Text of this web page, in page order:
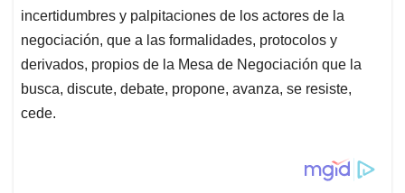
incertidumbres y palpitaciones de los actores de la
negociación, que a las formalidades, protocolos y
derivados, propios de la Mesa de Negociación que la
busca, discute, debate, propone, avanza, se resiste,
cede.